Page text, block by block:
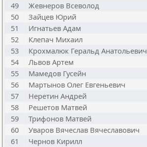
49
Жевнеров Всеволод
50
Зайцев Юрий
51
Игнатьев Адам
52
Клепач Михаил
53
Крохмалюк Геральд Анатольевич
54
Львов Артем
55
Мамедов Гусейн
56
Мартынов Олег Евгеньевич
57
Неретин Андрей
58
Решетов Матвей
59
Трифонов Матвей
60
Уваров Вячеслав Вячеславович
61
Чернов Кирилл